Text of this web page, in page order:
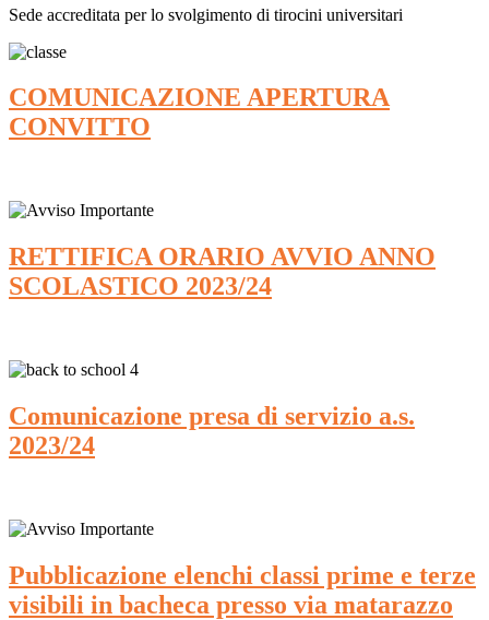
Sede accreditata per lo svolgimento di tirocini universitari
COMUNICAZIONE APERTURA
CONVITTO
RETTIFICA ORARIO AVVIO ANNO
SCOLASTICO 2023/24
Comunicazione presa di servizio a.s.
2023/24
Pubblicazione elenchi classi prime e terze
visibili in bacheca presso via matarazzo